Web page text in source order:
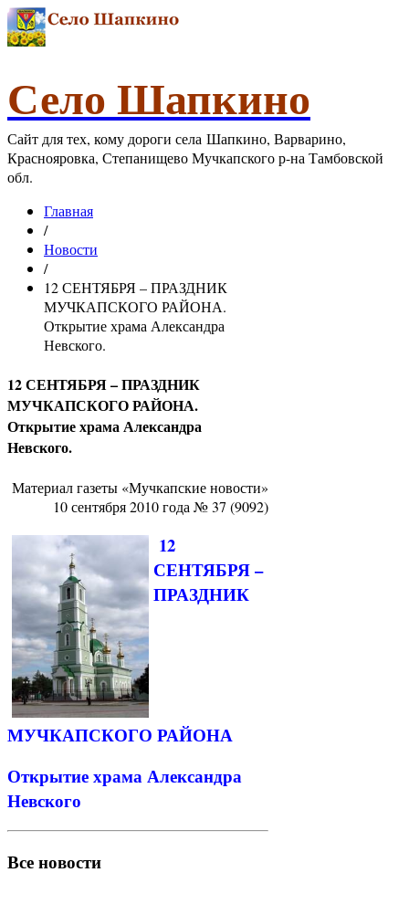
Село Шапкино
Сайт для тех, кому дороги села Шапкино, Варварино,
Краснояровка, Степанищево Мучкапского р-на Тамбовской
обл.
Главная
/
Новости
/
12 СЕНТЯБРЯ – ПРАЗДНИК
МУЧКАПСКОГО РАЙОНА.
Открытие храма Александра
Невского.
12 СЕНТЯБРЯ – ПРАЗДНИК
МУЧКАПСКОГО РАЙОНА.
Открытие храма Александра
Невского.
Материал газеты «Мучкапские новости»
10 сентября 2010 года № 37 (9092)
12
СЕНТЯБРЯ –
ПРАЗДНИК
МУЧКАПСКОГО РАЙОНА
Открытие храма Александра
Невского
Все новости